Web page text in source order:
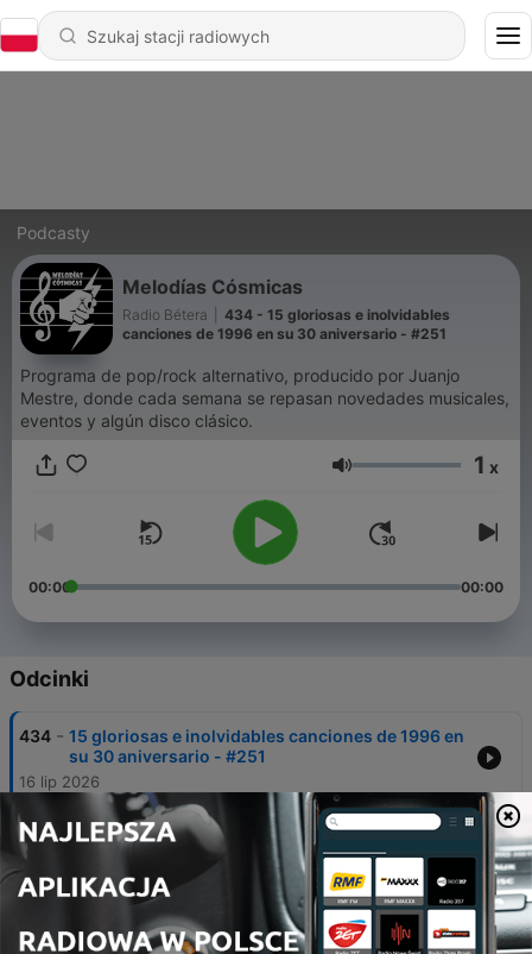
Podcasty
Melodías Cósmicas
Radio Bétera
434 - 15 gloriosas e inolvidables
canciones de 1996 en su 30 aniversario - #251
Programa de pop/rock alternativo, producido por Juanjo
Mestre, donde cada semana se repasan novedades musicales,
eventos y algún disco clásico.
Głośność 1 x
00:00 00:00
Odcinki
434 - 15 gloriosas e inolvidables canciones de 1996 en
su 30 aniversario - #251
16 lip 2026
433 - 17 canciones de 2026 para refrescar un verano
caluroso en el exilio cósmico - #250
09 lip 2026
El espectáculo de la vida y los REM en 1986 por
40 aniversario - #249